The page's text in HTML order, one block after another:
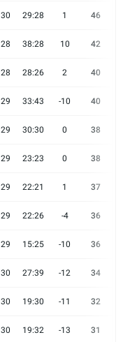
30 29:28 1 46
28 38:28 10 42
28 28:26 2 40
29 33:43 -10 40
29 30:30 0 38
29 23:23 0 38
29 22:21 1 37
29 22:26 -4 36
29 15:25 -10 36
30 27:39 -12 34
30 19:30 -11 32
30 19:32 -13 31